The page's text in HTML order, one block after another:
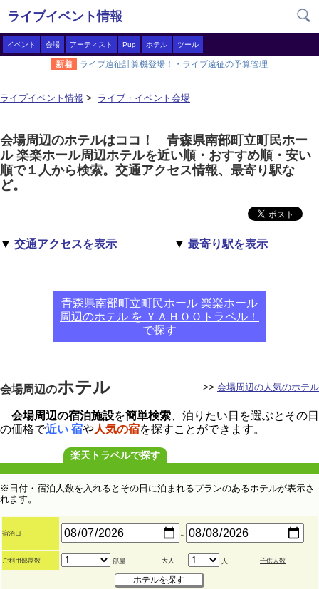
ライブイベント情報
イベント 会場 アーティスト Pup ホテル ツール
新着 ライブ遠征計算機登場！・ライブ遠征の予算管理
ライブイベント情報 > ライブ・イベント会場
会場周辺のホテルはココ！ 青森県南部町立町民ホー
ル 楽楽ホール周辺ホテルを近い順・おすすめ順・安い
順で１人から検索。交通アクセス情報、最寄り駅な
ど。
▼ 交通アクセスを表示 ▼ 最寄り駅を表示
青森県南部町立町民ホール 楽楽ホール
周辺のホテル を ＹＡＨＯＯトラベル！
で探す
会場周辺のホテル >> 会場周辺の人気のホテル
会場周辺の宿泊施設を簡単検索 、泊りたい日を選ぶとその日
の価格で近い 宿や人気の宿を探すことができます。
楽天トラベルで探す
※日付・宿泊人数を入れるとその日に泊まれるプランのあるホテルが表示さ
れます。
宿泊日 ～
ご利用部屋数 部屋 大人 人 子供人数